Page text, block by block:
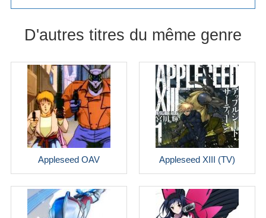
D'autres titres du même genre
Appleseed OAV Appleseed XIII (TV)